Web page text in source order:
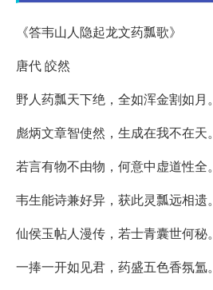
《答韦山人隐起龙文药瓢歌》
唐代 皎然
野人药瓢天下绝，全如浑金割如月。
彪炳文章智使然，生成在我不在天。
若言有物不由物，何意中虚道性全。
韦生能诗兼好异，获此灵瓢远相遗。
仙侯玉帖人漫传，若士青囊世何秘。
一捧一开如见君，药盛五色香氛氲。